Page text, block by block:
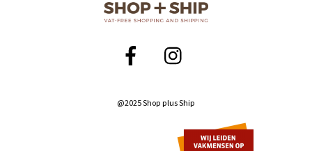
@2025 Shop plus Ship